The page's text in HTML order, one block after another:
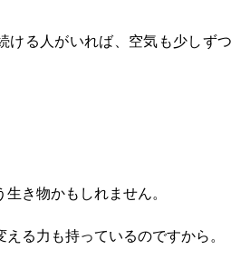
ける人がいれば、空気も少しずつ
き物かもしれません。
る力も持っているのですから。